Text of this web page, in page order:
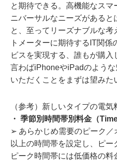
と期待できる。高機能なス
ニバーサルなニーズがあると
と、至ってリーズナブルな
トメーターに期待するIT関
ビスを実現する、誰もが購入
言わばiPhoneやiPadのよう
いただくことをまずは望みた
（参考）新しいタイプの電
・ 季節別時間帯別料金（
➢ あらかじめ需要のピーク／
以上の時間帯を設定し、ピ
ピーク時間帯には低価格の料